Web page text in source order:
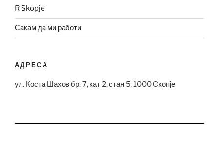
R Skopje
Сакам да ми работи
АДРЕСА
ул. Коста Шахов бр. 7, кат 2, стан 5, 1000 Скопје